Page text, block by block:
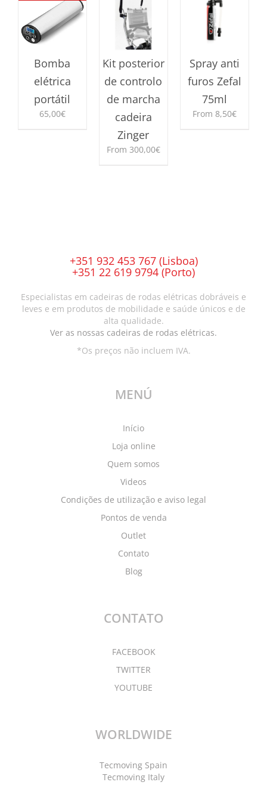
Bomba
elétrica
portátil
65,00€
Kit posterior
de controlo
de marcha
cadeira
Zinger
From 300,00€
be
chosen
the
product
page
Spray anti
furos Zefal
75ml
From 8,50€
+351 932 453 767 (Lisboa)
+351 22 619 9794 (Porto)
Especialistas em cadeiras de rodas elétricas dobráveis e
leves e em produtos de mobilidade e saúde únicos e de
alta qualidade.
Ver as nossas cadeiras de rodas elétricas.
*Os preços não incluem IVA.
MENÚ
Início
Loja online
Quem somos
Videos
Condições de utilização e aviso legal
Pontos de venda
Outlet
Contato
Blog
CONTATO
FACEBOOK
TWITTER
YOUTUBE
WORLDWIDE
Tecmoving Spain
Tecmoving Italy